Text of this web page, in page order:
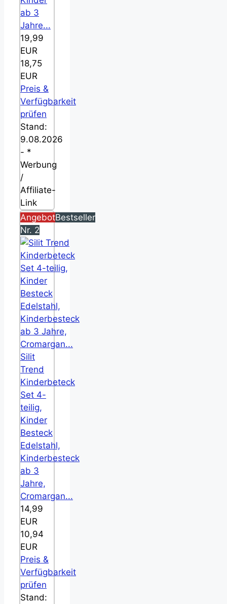
ab 3
Jahre...
19,99
EUR
18,75
EUR
Preis &
Verfügbarkeit
prüfen
Stand:
9.08.2026
- *
Werbung
/
Affiliate-
Link
AngebotBestseller
Nr. 2
Silit
Trend
Kinderbeteck
Set 4-
teilig,
Kinder
Besteck
Edelstahl,
Kinderbesteck
ab 3
Jahre,
Cromargan...
14,99
EUR
10,94
EUR
Preis &
Verfügbarkeit
prüfen
Stand: